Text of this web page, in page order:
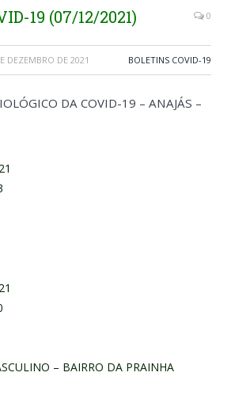
19 (07/12/2021) 0
DEZEMBRO DE 2021 BOLETINS COVID-19
DA COVID-19 – ANAJÁS –
– BAIRRO DA PRAINHA